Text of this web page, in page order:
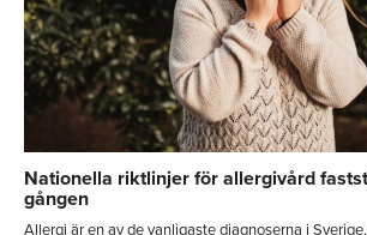
Nationella riktlinjer för allergivård
gången
Allergi är en av de vanligaste diagnoserna i